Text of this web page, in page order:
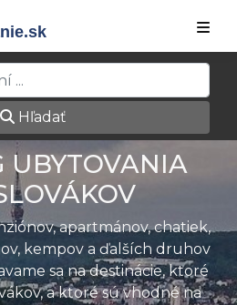
Hľadať
UBYTOVANIA
apartmánov, chatiek,
kempov a ďalších druhov
sa na destinácie, ktoré
a ktoré sú vhodné na